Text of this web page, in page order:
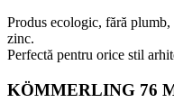
Produs ecologic, fără
zinc.
Perfectă pentru orice stil
KÖMMERLING 76